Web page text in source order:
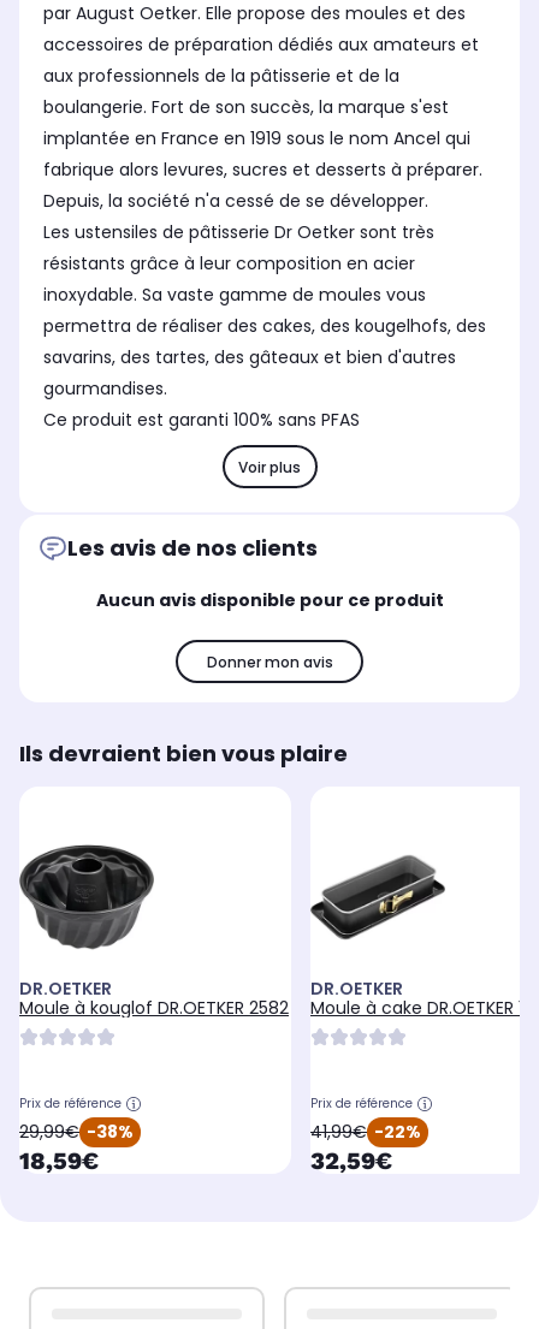
par August Oetker. Elle propose des moules et des
accessoires de préparation dédiés aux amateurs et
aux professionnels de la pâtisserie et de la
boulangerie. Fort de son succès, la marque s'est
implantée en France en 1919 sous le nom Ancel qui
fabrique alors levures, sucres et desserts à préparer.
Depuis, la société n'a cessé de se développer.
Les ustensiles de pâtisserie Dr Oetker sont très
résistants grâce à leur composition en acier
inoxydable. Sa vaste gamme de moules vous
permettra de réaliser des cakes, des kougelhofs, des
savarins, des tartes, des gâteaux et bien d'autres
gourmandises.
Ce produit est garanti 100% sans PFAS
Voir plus
Les avis de nos clients
Aucun avis disponible pour ce produit
Donner mon avis
Ils devraient bien vous plaire
DR.OETKER
Moule à kouglof DR.OETKER 2582
Prix de référence
oldPrice
29,99€ -38%
currentPrice
18,59€
DR.OETKER
Moule à cake DR.OETKER
Prix de référence
oldPrice
41,99€ -22%
currentPrice
32,59€